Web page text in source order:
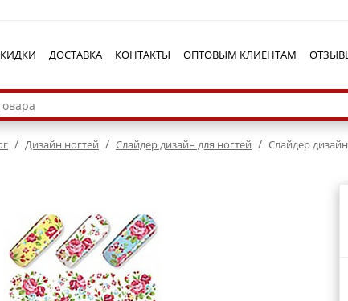
ДОСТАВКА КОНТАКТЫ ОПТОВЫМ КЛИЕНТАМ
/ Дизайн ногтей / Cлайдер дизайн для ногтей / Cлайдер